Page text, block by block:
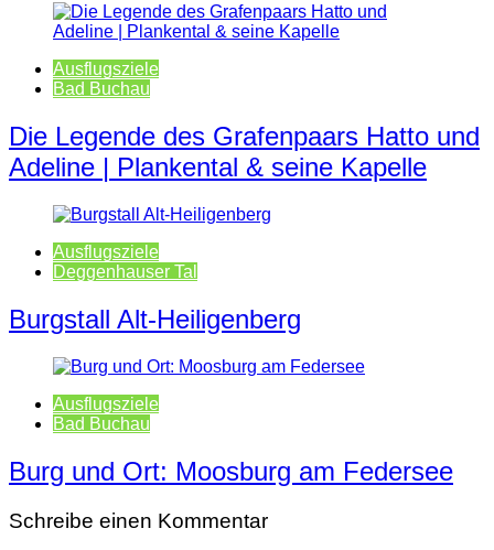
Ausflugsziele
Bad Buchau
Die Legende des Grafenpaars Hatto und
Adeline | Plankental & seine Kapelle
Ausflugsziele
Deggenhauser Tal
Burgstall Alt-Heiligenberg
Ausflugsziele
Bad Buchau
Burg und Ort: Moosburg am Federsee
Schreibe einen Kommentar